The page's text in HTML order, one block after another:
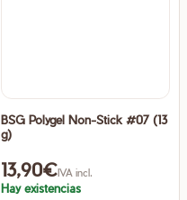
BSG Polygel Non-Stick #07 (13
g)
13,90€IVA incl.
Hay existencias